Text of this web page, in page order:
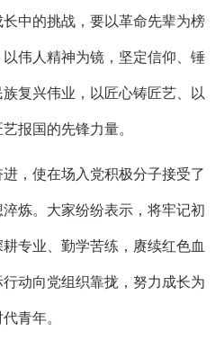
中的挑战，要以革命先辈为榜
伟人精神为镜，坚定信仰、锤
复兴伟业，以匠心铸匠艺、以
报国的先锋力量。
，使在场入党积极分子接受了
炼。大家纷纷表示，将牢记初
专业、勤学苦练，赓续红色血
动向党组织靠拢，努力成长为
青年。